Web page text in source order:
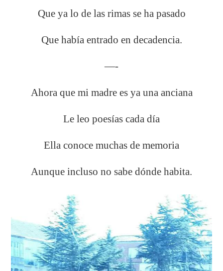
Que ya lo de las rimas se ha pasado
Que había entrado en decadencia.
—-
Ahora que mi madre es ya una anciana
Le leo poesías cada día
Ella conoce muchas de memoria
Aunque incluso no sabe dónde habita.